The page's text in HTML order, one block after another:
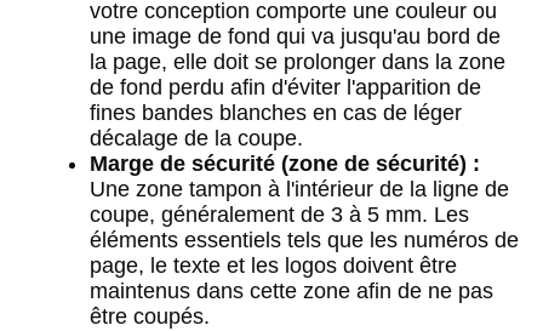
votre conception comporte une couleur ou
une image de fond qui va jusqu'au bord de
la page, elle doit se prolonger dans la zone
de fond perdu afin d'éviter l'apparition de
fines bandes blanches en cas de léger
décalage de la coupe.
Marge de sécurité (zone de sécurité) :
Une zone tampon à l'intérieur de la ligne de
coupe, généralement de 3 à 5 mm. Les
éléments essentiels tels que les numéros de
page, le texte et les logos doivent être
maintenus dans cette zone afin de ne pas
être coupés.